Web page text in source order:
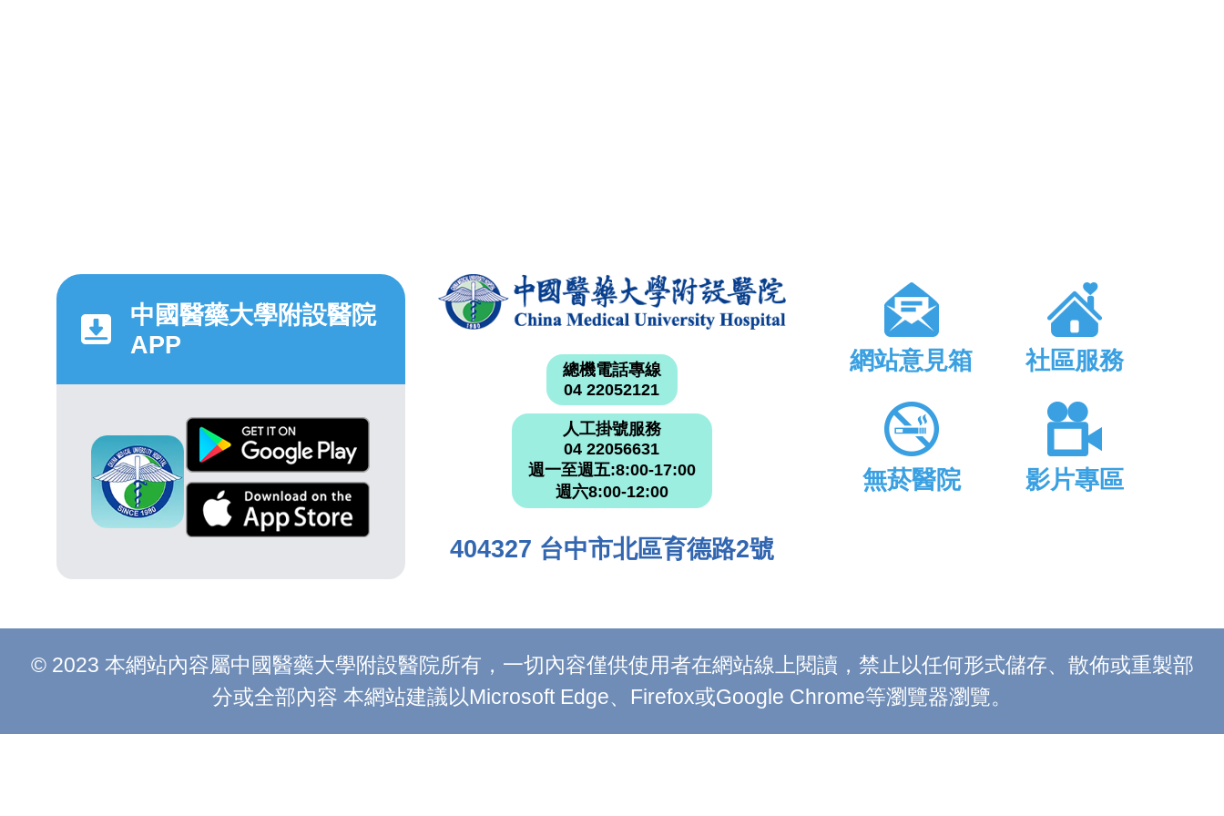
中國醫藥大學附設醫院
APP
總機電話專線
04 22052121
人工掛號服務
04 22056631
週一至週五:8:00-17:00
週六8:00-12:00
404327 台中市北區育德路2號
網站意見箱 社區服務
無菸醫院 影片專區
© 2023 本網站內容屬中國醫藥大學附設醫院所有，一切內容僅供使用者在網站線上閱讀，禁止以任何形式儲存、散佈或重製部
分或全部內容 本網站建議以Microsoft Edge、Firefox或Google Chrome等瀏覽器瀏覽。